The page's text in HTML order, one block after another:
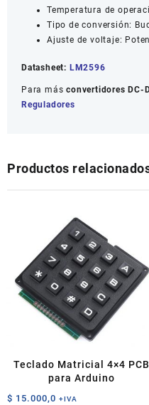
Temperatura de
Tipo de conversión:
Ajuste de voltaje:
Datasheet: LM2596
Para másconvertidores DC-
Reguladores
Productos
Teclado Matricial 4×4 PCB
para Arduino
$ 15.000,0 +IVA